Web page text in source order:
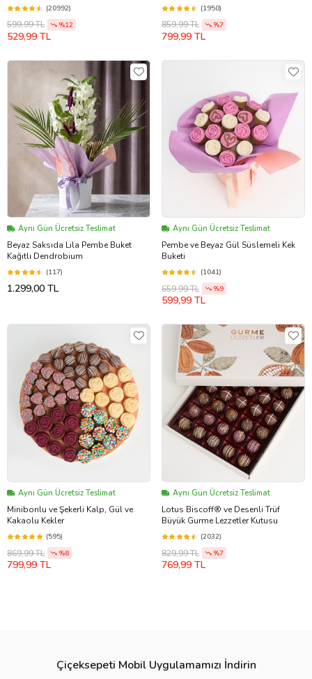
(20992)
599,99 TL %12
529,99 TL
(1950)
859,99 TL %7
799,99 TL
Aynı Gün Ücretsiz Teslimat
Beyaz Saksıda Lila Pembe Buket
Kağıtlı Dendrobium
(117)
1.299,00 TL
Aynı Gün Ücretsiz Teslimat
Pembe ve Beyaz Gül Süslemeli Kek
Buketi
(1041)
659,99 TL %9
599,99 TL
Aynı Gün Ücretsiz Teslimat
Minibonlu ve Şekerli Kalp, Gül ve
Kakaolu Kekler
(595)
869,99 TL %8
799,99 TL
Aynı Gün Ücretsiz Teslimat
Lotus Biscoff® ve Desenli Trüf
Büyük Gurme Lezzetler Kutusu
(2032)
829,99 TL %7
769,99 TL
Çiçeksepeti Mobil Uygulamamızı İndirin